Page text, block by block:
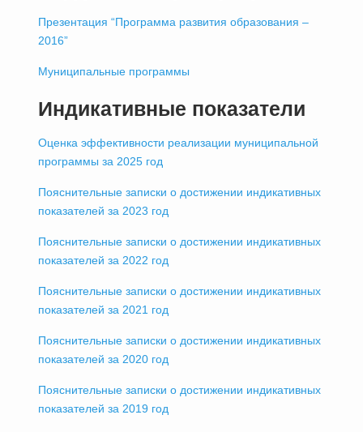
Презентация “Программа развития образования –
2016”
Муниципальные программы
Индикативные показатели
Оценка эффективности реализации муниципальной
программы за 2025 год
Пояснительные записки о достижении индикативных
показателей за 2023 год
Пояснительные записки о достижении индикативных
показателей за 2022 год
Пояснительные записки о достижении индикативных
показателей за 2021 год
Пояснительные записки о достижении индикативных
показателей за 2020 год
Пояснительные записки о достижении индикативных
показателей за 2019 год